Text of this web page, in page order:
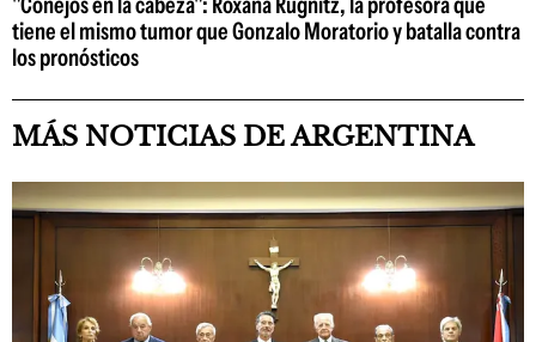
tiene el mismo tumor que Gonzalo Moratorio y batalla contra
los pronósticos
MÁS NOTICIAS DE ARGENTINA